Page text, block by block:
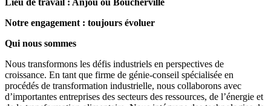
Notre engagement : toujours évoluer
Qui nous sommes
Nous transformons les défis industriels en perspectives de
croissance. En tant que firme de génie-conseil spécialisée en
procédés de transformation industrielle, nous collaborons avec
d’importantes entreprises des secteurs des ressources, de l’énergie et